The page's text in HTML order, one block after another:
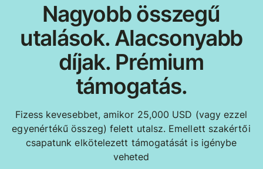
Nagyobb összegű
utalások. Alacsonyabb
díjak. Prémium
támogatás.
Fizess kevesebbet, amikor 25,000 USD (vagy ezzel
egyenértékű összeg) felett utalsz. Emellett szakértői
csapatunk elkötelezett támogatását is igénybe
veheted